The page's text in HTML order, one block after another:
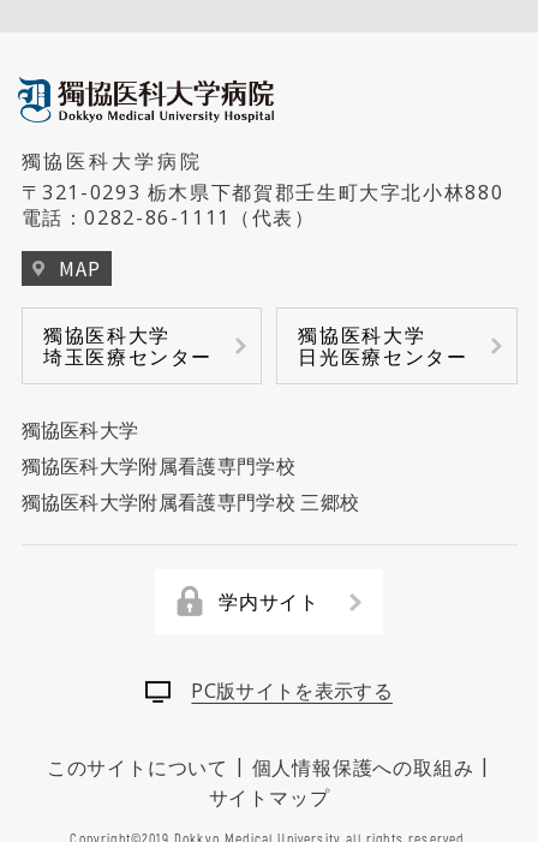
口腔外科
リハビリテ－ション科
形成外科・美容外科
排泄機能センター
睡眠医療センター
ハートセンター
リウマチセンター
臨床検査センター
乳腺センター
前立腺センター
再生医療センター
放射線治療センター
地域連携・患者サポートセンター
獨協医科大学病院
〒321-0293 栃木県下都賀郡壬生町大字北小林880
電話：0282-86-1111 （代表）
MAP
獨協医科大学
埼玉医療センター
獨協医科大学
日光医療センター
獨協医科大学
獨協医科大学附属看護専門学校
獨協医科大学附属看護専門学校 三郷校
学内サイト
PC版サイトを表示する
このサイトについて | 個人情報保護への取組み |
サイトマップ
Copyright©2019 Dokkyo Medical University all rights reserved.